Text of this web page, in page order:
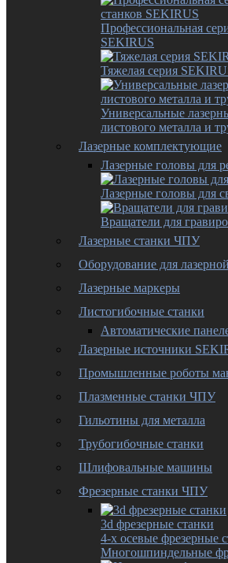
Профессиональная
SEKIRUS
Тяжелая серия
Универсальные
листового металла и
Лазерные комплектующие
Лазерные головы для
Лазерные головы для
Вращатели для
Лазерные станки ЧПУ
Оборудование для
Лазерные маркеры
Листогибочные станки
Автоматические
Лазерные источники
Промышленные роботы
Плазменные станки ЧПУ
Гильотины для металла
Трубогибочные станки
Шлифовальные машины
Фрезерные станки ЧПУ
3d фрезерные станки
4-х осевые фрезерные
Многошпиндельные